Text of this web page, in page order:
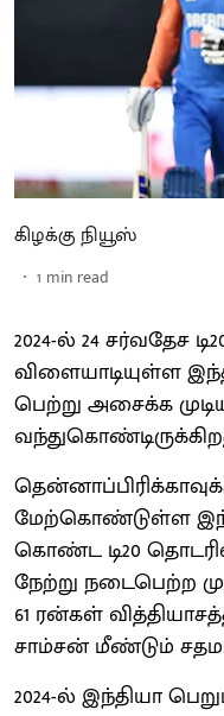
கிழக்கு நியூஸ்
1 min read
2024-ல் 24 சர்வதேச
விளையாடியுள்ள
பெற்று அசைக்க
மேற்கொண்டுள்ள
கொண்ட டி20
நேற்று நடைபெற்ற
61 ரன்கள்
சாம்சன் மீண்டும்
2024-ல் இந்தியா